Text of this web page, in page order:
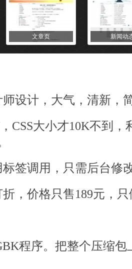
文章页 新闻动
设计，大气，清新，
CSS大小才10K不到，
签调用，只需后台修
，价格只售189元，
程序。把整个压缩